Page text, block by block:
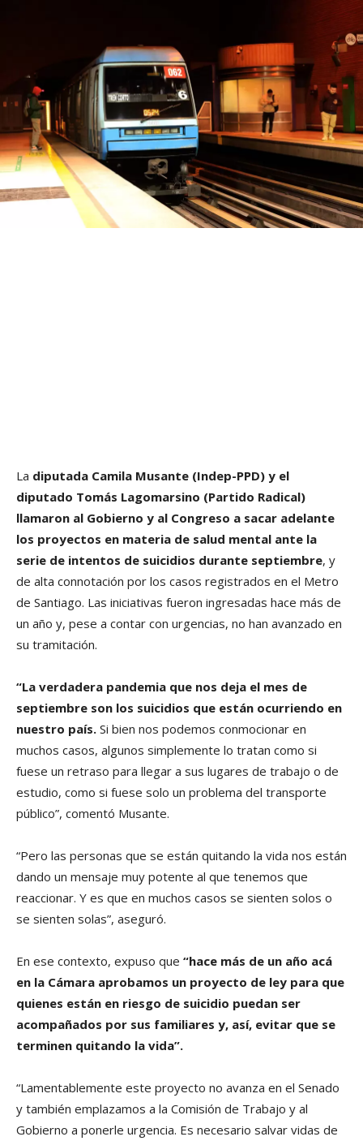
La diputada Camila Musante (Indep-PPD) y el
diputado Tomás Lagomarsino (Partido Radical)
llamaron al Gobierno y al Congreso a sacar adelante
los proyectos en materia de salud mental ante la
serie de intentos de suicidios durante septiembre, y
de alta connotación por los casos registrados en el Metro
de Santiago. Las iniciativas fueron ingresadas hace más de
un año y, pese a contar con urgencias, no han avanzado en
su tramitación.
“La verdadera pandemia que nos deja el mes de
septiembre son los suicidios que están ocurriendo en
nuestro país. Si bien nos podemos conmocionar en
muchos casos, algunos simplemente lo tratan como si
fuese un retraso para llegar a sus lugares de trabajo o de
estudio, como si fuese solo un problema del transporte
público”, comentó Musante.
“Pero las personas que se están quitando la vida nos están
dando un mensaje muy potente al que tenemos que
reaccionar. Y es que en muchos casos se sienten solos o
se sienten solas”, aseguró.
En ese contexto, expuso que “hace más de un año acá
en la Cámara aprobamos un proyecto de ley para que
quienes están en riesgo de suicidio puedan ser
acompañados por sus familiares y, así, evitar que se
terminen quitando la vida”.
“Lamentablemente este proyecto no avanza en el Senado
y también emplazamos a la Comisión de Trabajo y al
Gobierno a ponerle urgencia. Es necesario salvar vidas de